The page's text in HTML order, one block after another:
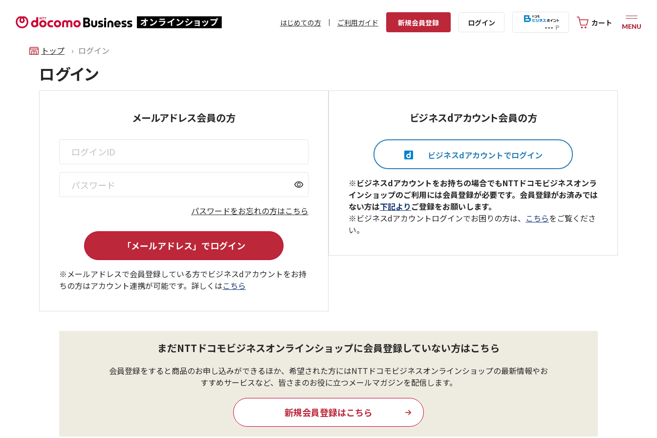
はじめての方 ご利用ガイド 新規会員登録 ログイン --- P カート
トップ ログイン
ログイン
メールアドレス会員の方
visibility
パスワードをお忘れの方はこちら
※メールアドレスで会員登録している方でビジネスdアカウントをお持
ちの方はアカウント連携が可能です。詳しくはこちら
ビジネスdアカウント会員の方
※ビジネスdアカウントをお持ちの場合でもNTTドコモビジネスオンラ
インショップのご利用には会員登録が必要です。会員登録がお済みでは
ない方は下記より ご登録をお願いします。
※ビジネスdアカウントログインでお困りの方は、 こちらをご覧くださ
い。
まだNTTドコモビジネスオンラインショップに会員登録していない方はこちら
会員登録をすると商品のお申し込みができるほか、希望された方にはNTTドコモビジネスオンラインショップの最新情報やお
すすめサービスなど、皆さまのお役に立つメールマガジンを配信します。
新規会員登録はこちら